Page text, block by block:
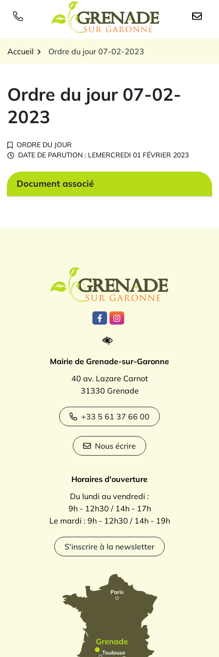
Logo Grenade sur
Accueil Ordre du jour 07-02-2023
Ordre du jour 07-02-
2023
ORDRE DU JOUR
DATE DE PARUTION : LEMERCREDI 01 FÉVRIER 2023
Document associé
Lien vers le compte Facebook
Lien vers le compte
Mairie de Grenade-sur-Garonne
40 av. Lazare Carnot
31330 Grenade
+33 5 61 37 66 00
Nous écrire
Horaires d'ouverture
Du lundi au vendredi :
9h - 12h30 / 14h - 17h
Le mardi : 9h - 12h30 / 14h - 19h
S'inscrire à la newsletter